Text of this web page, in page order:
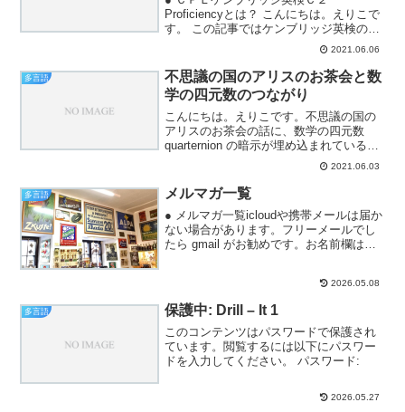
Proficiencyとは？ こんにちは。えりこで
す。 この記事ではケンブリッジ英検のＣ
ＰＥについて、まとめます。 ケンブリッ
ジ英検ＣＰＥについて公式サイトの説明
はこちらです。 なお、ＣＰＥは、ケンブ
リッジ英検...
2021.06.06
多言語
不思議の国のアリスのお茶会と数
学の四元数のつながり
こんにちは。えりこです。不思議の国の
アリスのお茶会の話に、数学の四元数
quarternion の暗示が埋め込まれていると
いう話を小耳に挟みました。最初は、こ
じつけではないかと思いましたが、確か
に、不思議の国のアリスの著者のルイ
ス・キャロル...
2021.06.03
多言語 メルマガ一覧
● メルマガ一覧icloudや携帯メールは届か
ない場合があります。フリーメールでし
たら gmail がお勧めです。お名前欄は、
2026.05.08
多言語 保護中: Drill – It 1
このコンテンツはパスワードで保護され
ています。閲覧するには以下にパスワー
ドを入力してください。 パスワード:
2026.05.27